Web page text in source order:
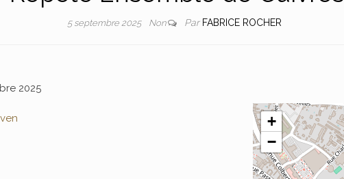
5 septembre 2025 Non Par FABRICE ROCHER
2025
+
−